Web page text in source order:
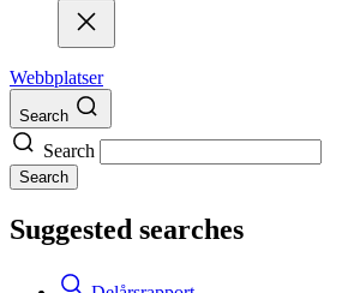
Webbplatser
Search
Search
Search
Suggested searches